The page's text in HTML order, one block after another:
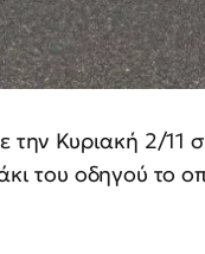
την Κυριακή 2/11
του οδηγού το